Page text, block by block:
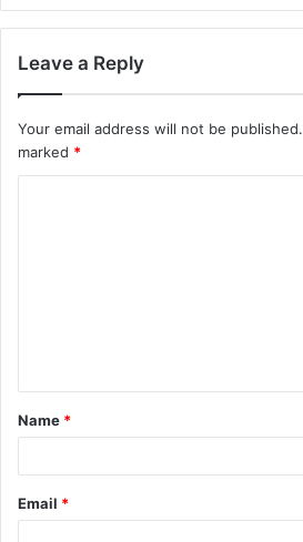
Leave a Reply
Your email address will not be published.
marked *
Name *
Email *